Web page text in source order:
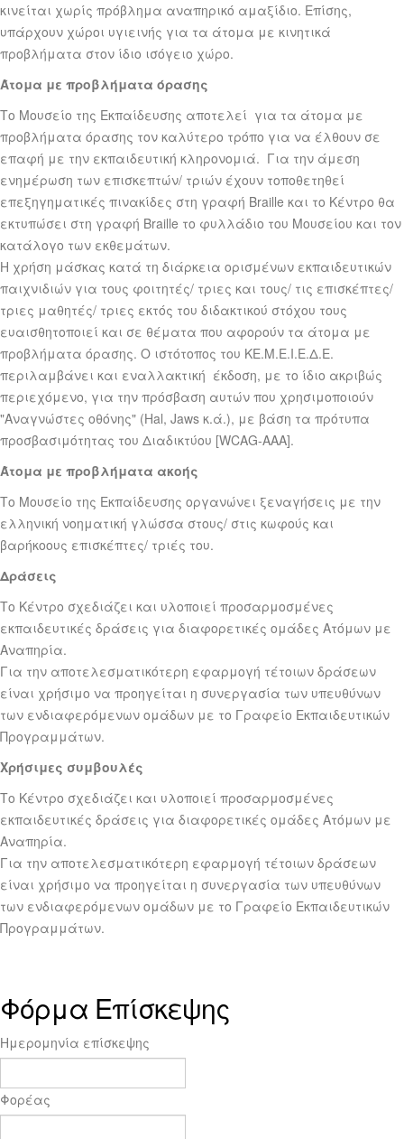
κινείται χωρίς πρόβλημα αναπηρικό αμαξίδιο. Επίσης,
υπάρχουν χώροι υγιεινής για τα άτομα με κινητικά
προβλήματα στον ίδιο ισόγειο χώρο.
Άτομα με προβλήματα όρασης
Το Μουσείο της Εκπαίδευσης αποτελεί για τα άτομα με
προβλήματα όρασης τον καλύτερο τρόπο για να έλθουν σε
επαφή με την εκπαιδευτική κληρονομιά. Για την άμεση
ενημέρωση των επισκεπτών/ τριών έχουν τοποθετηθεί
επεξηγηματικές πινακίδες στη γραφή Braille και το Κέντρο θα
εκτυπώσει στη γραφή Braille το φυλλάδιο του Μουσείου και τον
κατάλογο των εκθεμάτων.
Η χρήση μάσκας κατά τη διάρκεια ορισμένων εκπαιδευτικών
παιχνιδιών για τους φοιτητές/ τριες και τους/ τις επισκέπτες/
τριες μαθητές/ τριες εκτός του διδακτικού στόχου τους
ευαισθητοποιεί και σε θέματα που αφορούν τα άτομα με
προβλήματα όρασης. Ο ιστότοπος του ΚΕ.Μ.Ε.Ι.Ε.Δ.Ε.
περιλαμβάνει και εναλλακτική έκδοση, με το ίδιο ακριβώς
περιεχόμενο, για την πρόσβαση αυτών που χρησιμοποιούν
"Αναγνώστες οθόνης" (Hal, Jaws κ.ά.), με βάση τα πρότυπα
προσβασιμότητας του Διαδικτύου [WCAG-AAA].
Άτομα με προβλήματα ακοής
Το Μουσείο της Εκπαίδευσης οργανώνει ξεναγήσεις με την
ελληνική νοηματική γλώσσα στους/ στις κωφούς και
βαρήκοους επισκέπτες/ τριές του.
Δράσεις
Το Κέντρο σχεδιάζει και υλοποιεί προσαρμοσμένες
εκπαιδευτικές δράσεις για διαφορετικές ομάδες Ατόμων με
Αναπηρία.
Για την αποτελεσματικότερη εφαρμογή τέτοιων δράσεων
είναι χρήσιμο να προηγείται η συνεργασία των υπευθύνων
των ενδιαφερόμενων ομάδων με το Γραφείο Εκπαιδευτικών
Προγραμμάτων.
Χρήσιμες συμβουλές
Το Κέντρο σχεδιάζει και υλοποιεί προσαρμοσμένες
εκπαιδευτικές δράσεις για διαφορετικές ομάδες Ατόμων με
Αναπηρία.
Για την αποτελεσματικότερη εφαρμογή τέτοιων δράσεων
είναι χρήσιμο να προηγείται η συνεργασία των υπευθύνων
των ενδιαφερόμενων ομάδων με το Γραφείο Εκπαιδευτικών
Προγραμμάτων.
Φόρμα Επίσκεψης
Ημερομηνία επίσκεψης
Φορέας